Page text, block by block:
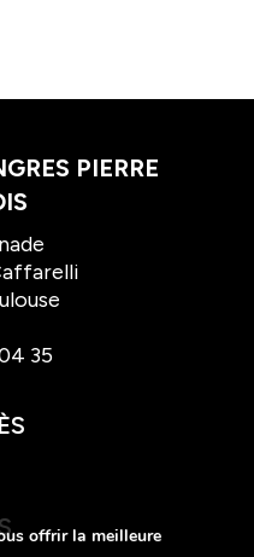
PIERRE
35
offrir la meilleure